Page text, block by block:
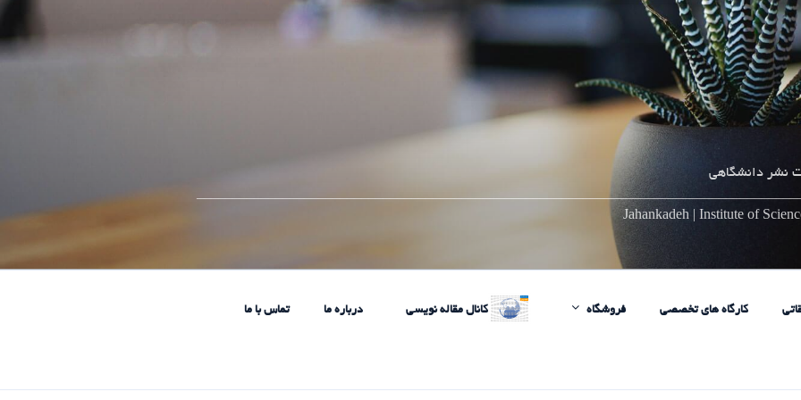
نشر دانشگاهی
Jahankadeh | Institute of
کارگاه های تخصصی فروشگاه کانال مقاله نویسی درباره ما تماس با ما